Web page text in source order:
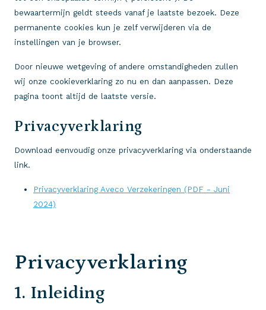
bewaartermijn geldt steeds vanaf je laatste bezoek. Deze
permanente cookies kun je zelf verwijderen via de
instellingen van je browser.
Door nieuwe wetgeving of andere omstandigheden zullen
wij onze cookieverklaring zo nu en dan aanpassen. Deze
pagina toont altijd de laatste versie.
Privacyverklaring
Download eenvoudig onze privacyverklaring via onderstaande
link.
Privacyverklaring Aveco Verzekeringen (PDF - Juni
2024)
Privacyverklaring
1. Inleiding